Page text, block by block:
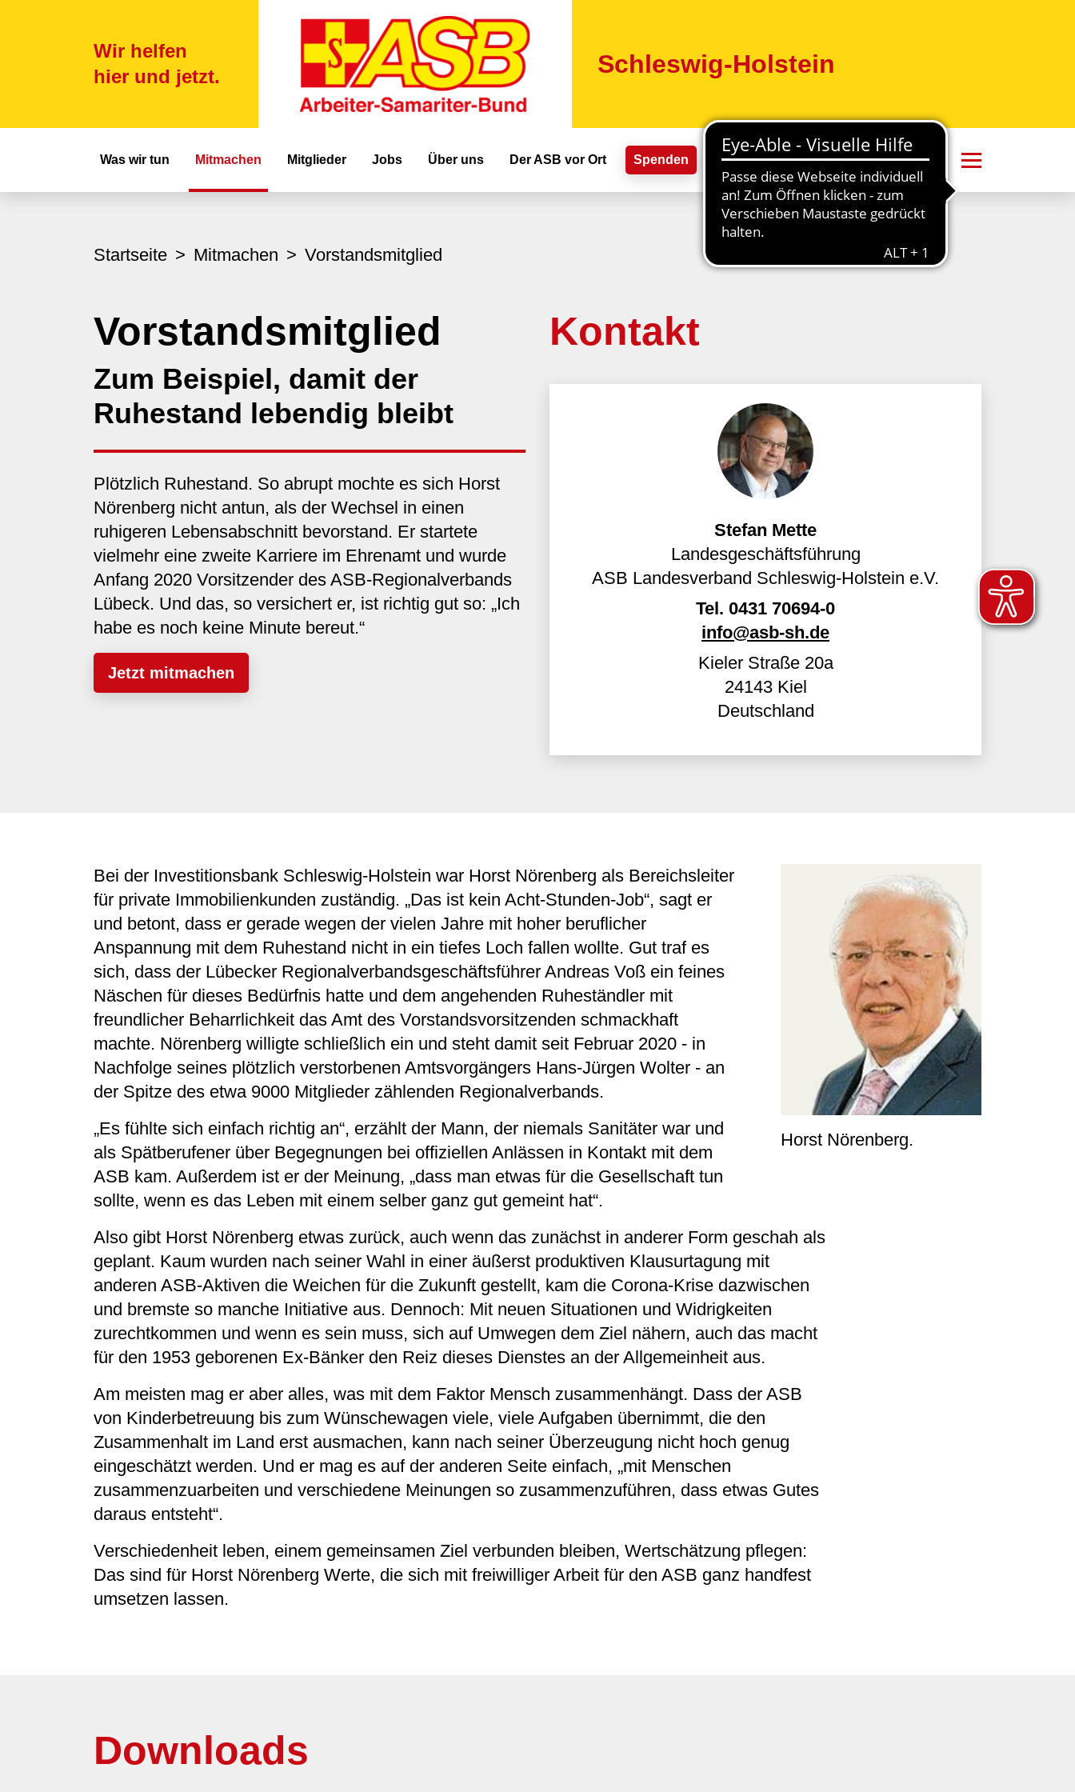
Wir helfen
hier und jetzt.
Schleswig-Holstein
Hauptnavigation
Was wir tun Mitmachen Mitglieder Jobs Über uns Der ASB vor Ort Spenden
Startseite Mitmachen Vorstandsmitglied
Vorstandsmitglied
Zum Beispiel, damit der
Ruhestand lebendig bleibt
Plötzlich Ruhestand. So abrupt mochte es sich Horst
Nörenberg nicht antun, als der Wechsel in einen
ruhigeren Lebensabschnitt bevorstand. Er startete
vielmehr eine zweite Karriere im Ehrenamt und wurde
Anfang 2020 Vorsitzender des ASB-Regionalverbands
Lübeck. Und das, so versichert er, ist richtig gut so: „Ich
habe es noch keine Minute bereut.“
Jetzt mitmachen
Kontakt
Stefan Mette
Landesgeschäftsführung
ASB Landesverband Schleswig-Holstein e.V.
Tel. 0431 70694-0
info@asb-sh.de
Kieler Straße 20a
24143 Kiel
Deutschland
Horst Nörenberg.
Bei der Investitionsbank Schleswig-Holstein war Horst Nörenberg als Bereichsleiter
für private Immobilienkunden zuständig. „Das ist kein Acht-Stunden-Job“, sagt er
und betont, dass er gerade wegen der vielen Jahre mit hoher beruflicher
Anspannung mit dem Ruhestand nicht in ein tiefes Loch fallen wollte. Gut traf es
sich, dass der Lübecker Regionalverbandsgeschäftsführer Andreas Voß ein feines
Näschen für dieses Bedürfnis hatte und dem angehenden Ruheständler mit
freundlicher Beharrlichkeit das Amt des Vorstandsvorsitzenden schmackhaft
machte. Nörenberg willigte schließlich ein und steht damit seit Februar 2020 - in
Nachfolge seines plötzlich verstorbenen Amtsvorgängers Hans-Jürgen Wolter - an
der Spitze des etwa 9000 Mitglieder zählenden Regionalverbands.
„Es fühlte sich einfach richtig an“, erzählt der Mann, der niemals Sanitäter war und
als Spätberufener über Begegnungen bei offiziellen Anlässen in Kontakt mit dem
ASB kam. Außerdem ist er der Meinung, „dass man etwas für die Gesellschaft tun
sollte, wenn es das Leben mit einem selber ganz gut gemeint hat“.
Also gibt Horst Nörenberg etwas zurück, auch wenn das zunächst in anderer Form geschah als
geplant. Kaum wurden nach seiner Wahl in einer äußerst produktiven Klausurtagung mit
anderen ASB-Aktiven die Weichen für die Zukunft gestellt, kam die Corona-Krise dazwischen
und bremste so manche Initiative aus. Dennoch: Mit neuen Situationen und Widrigkeiten
zurechtkommen und wenn es sein muss, sich auf Umwegen dem Ziel nähern, auch das macht
für den 1953 geborenen Ex-Bänker den Reiz dieses Dienstes an der Allgemeinheit aus.
Am meisten mag er aber alles, was mit dem Faktor Mensch zusammenhängt. Dass der ASB
von Kinderbetreuung bis zum Wünschewagen viele, viele Aufgaben übernimmt, die den
Zusammenhalt im Land erst ausmachen, kann nach seiner Überzeugung nicht hoch genug
eingeschätzt werden. Und er mag es auf der anderen Seite einfach, „mit Menschen
zusammenzuarbeiten und verschiedene Meinungen so zusammenzuführen, dass etwas Gutes
daraus entsteht“.
Verschiedenheit leben, einem gemeinsamen Ziel verbunden bleiben, Wertschätzung pflegen:
Das sind für Horst Nörenberg Werte, die sich mit freiwilliger Arbeit für den ASB ganz handfest
umsetzen lassen.
Downloads